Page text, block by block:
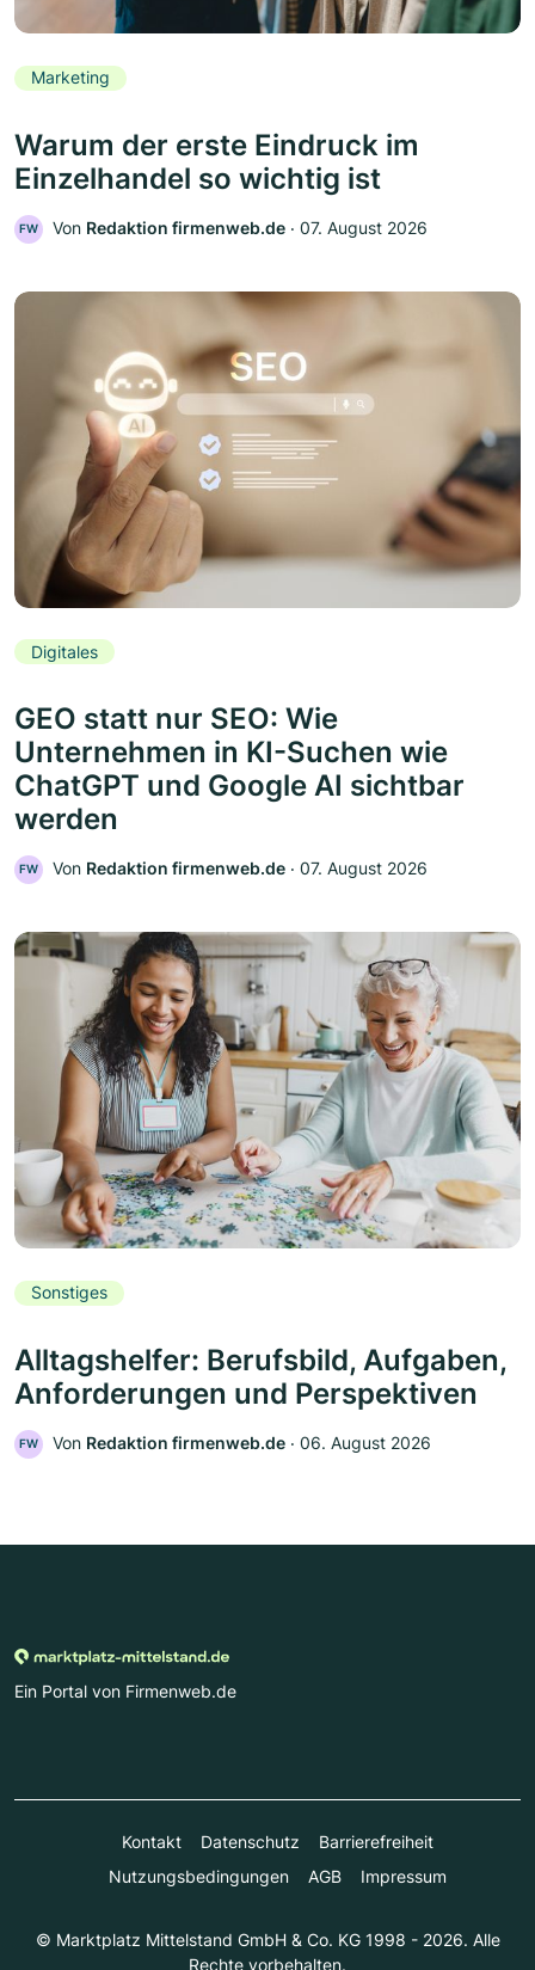
Marketing
Warum der erste Eindruck im
Einzelhandel so wichtig ist
FW Von Redaktion firmenweb.de ‧ 07. August 2026
Digitales
GEO statt nur SEO: Wie
Unternehmen in KI-Suchen wie
ChatGPT und Google AI sichtbar
werden
FW Von Redaktion firmenweb.de ‧ 07. August 2026
Sonstiges
Alltagshelfer: Berufsbild, Aufgaben,
Anforderungen und Perspektiven
FW Von Redaktion firmenweb.de ‧ 06. August 2026
Ein Portal von Firmenweb.de
Kontakt Datenschutz
Barrierefreiheit
Nutzungsbedingungen
AGB Impressum
© Marktplatz Mittelstand GmbH & Co. KG 1998 - 2026. Alle
Rechte vorbehalten.